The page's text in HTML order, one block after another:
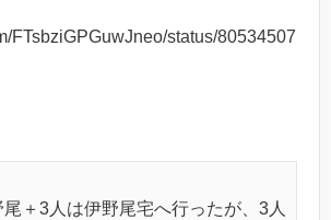
FTsbziGPGuwJneo/status/80534507
尾＋3人は伊野尾宅へ行ったが、3人